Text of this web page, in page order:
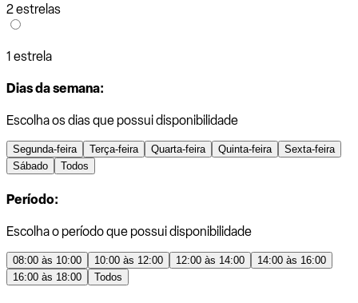
2 estrelas
1 estrela
Dias da semana:
Escolha os dias que possui disponibilidade
Segunda-feira Terça-feira Quarta-feira Quinta-feira
Sexta-feira
Sábado
Todos
Período:
Escolha o período que possui disponibilidade
08:00 às 10:00 10:00 às 12:00 12:00 às 14:00
14:00 às 16:00
16:00 às 18:00
Todos